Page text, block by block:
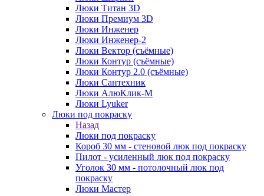
Люки Титан 3D
Люки Премиум 3D
Люки Инженер
Люки Инженер-2
Люки Вектор (съёмные)
Люки Контур (съёмные)
Люки Контур 2.0 (съёмные)
Люки Сантехник
Люки АлюКлик-М
Люки Lyuker
Люки под покраску
Назад
Люки под покраску
Короб 30 мм - стеновой люк под покраску
Пилот - усиленный люк под покраску
Уголок 30 мм - потолочный люк под
покраску
Люки Мастер